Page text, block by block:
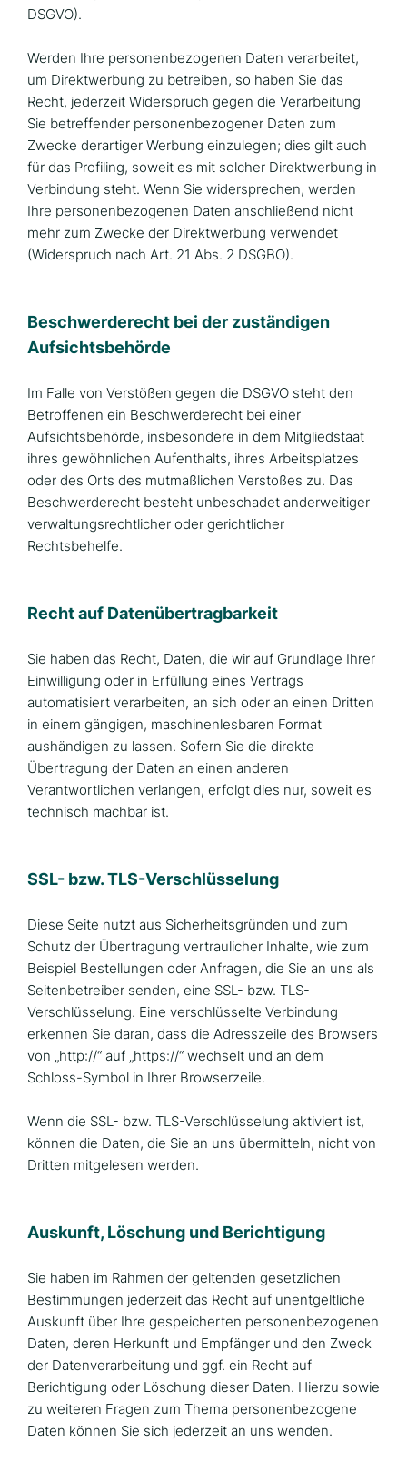
DSGVO).
Werden Ihre personenbezogenen Daten verarbeitet,
um Direktwerbung zu betreiben, so haben Sie das
Recht, jederzeit Widerspruch gegen die Verarbeitung
Sie betreffender personenbezogener Daten zum
Zwecke derartiger Werbung einzulegen; dies gilt auch
für das Profiling, soweit es mit solcher Direktwerbung in
Verbindung steht. Wenn Sie widersprechen, werden
Ihre personenbezogenen Daten anschließend nicht
mehr zum Zwecke der Direktwerbung verwendet
(Widerspruch nach Art. 21 Abs. 2 DSGBO).
Beschwerde­recht bei der zuständigen
Aufsichts­behörde
Im Falle von Verstößen gegen die DSGVO steht den
Betroffenen ein Beschwerderecht bei einer
Aufsichtsbehörde, insbesondere in dem Mitgliedstaat
ihres gewöhnlichen Aufenthalts, ihres Arbeitsplatzes
oder des Orts des mutmaßlichen Verstoßes zu. Das
Beschwerderecht besteht unbeschadet anderweitiger
verwaltungsrechtlicher oder gerichtlicher
Rechtsbehelfe.
Recht auf Daten­übertrag­barkeit
Sie haben das Recht, Daten, die wir auf Grundlage Ihrer
Einwilligung oder in Erfüllung eines Vertrags
automatisiert verarbeiten, an sich oder an einen Dritten
in einem gängigen, maschinenlesbaren Format
aushändigen zu lassen. Sofern Sie die direkte
Übertragung der Daten an einen anderen
Verantwortlichen verlangen, erfolgt dies nur, soweit es
technisch machbar ist.
SSL- bzw. TLS-Verschlüsselung
Diese Seite nutzt aus Sicherheitsgründen und zum
Schutz der Übertragung vertraulicher Inhalte, wie zum
Beispiel Bestellungen oder Anfragen, die Sie an uns als
Seitenbetreiber senden, eine SSL- bzw. TLS-
Verschlüsselung. Eine verschlüsselte Verbindung
erkennen Sie daran, dass die Adresszeile des Browsers
von „http://“ auf „https://“ wechselt und an dem
Schloss-Symbol in Ihrer Browserzeile.
Wenn die SSL- bzw. TLS-Verschlüsselung aktiviert ist,
können die Daten, die Sie an uns übermitteln, nicht von
Dritten mitgelesen werden.
Auskunft, Löschung und Berichtigung
Sie haben im Rahmen der geltenden gesetzlichen
Bestimmungen jederzeit das Recht auf unentgeltliche
Auskunft über Ihre gespeicherten personenbezogenen
Daten, deren Herkunft und Empfänger und den Zweck
der Datenverarbeitung und ggf. ein Recht auf
Berichtigung oder Löschung dieser Daten. Hierzu sowie
zu weiteren Fragen zum Thema personenbezogene
Daten können Sie sich jederzeit an uns wenden.